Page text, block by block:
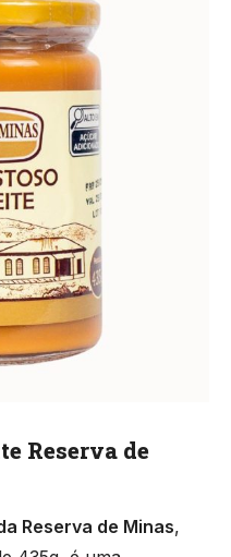
Reserva de
Reserva de Minas,